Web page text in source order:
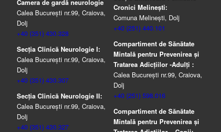
Camera de gardă neurologie
Calea București nr.99, Craiova,
Dolj
+40 (351) 430.328
Secția Clinică Neurologie I:
Calea București nr.99, Craiova,
Dolj
+40 (351) 430.307
Secția Clinică Neurologie II:
Calea București nr.99, Craiova,
Dolj
+40 (351) 430.327
Cronici Melinești:
Comuna Melinești, Dolj
+40 (251) 440.101
Compartiment de Sănătate
Mintală pentru Prevenirea şi
Tratarea Adicţiilor -Adulţi :
Calea București nr.99, Craiova,
Dolj
+40 (251) 598.016
Compartiment de Sănătate
Mintală pentru Prevenirea şi